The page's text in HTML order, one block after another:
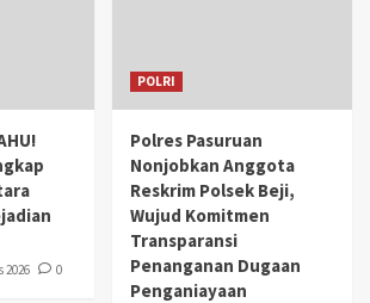
2026 0
POLRI
Polres Pasuruan
Nonjobkan Anggota
Reskrim Polsek Beji,
Wujud Komitmen
Transparansi
Penanganan Dugaan
Penganiayaan